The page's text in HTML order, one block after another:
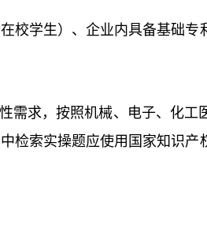
校学生）、企业内具备基础
需求，按照机械、电子、化工
索实操题应使用国家知识产